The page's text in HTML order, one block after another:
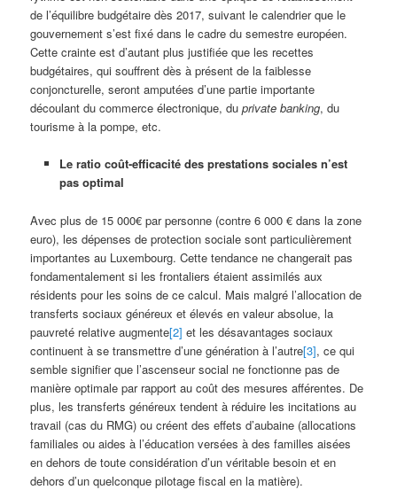
de l’équilibre budgétaire dès 2017, suivant le calendrier que le
gouvernement s’est fixé dans le cadre du semestre européen.
Cette crainte est d’autant plus justifiée que les recettes
budgétaires, qui souffrent dès à présent de la faiblesse
conjoncturelle, seront amputées d’une partie importante
découlant du commerce électronique, duprivate banking, du
tourisme à la pompe, etc.
Le ratio coût-efficacité des prestations sociales n’est
pas optimal
Avec plus de 15 000€ par personne (contre 6 000 € dans la zone
euro), les dépenses de protection sociale sont particulièrement
importantes au Luxembourg. Cette tendance ne changerait pas
fondamentalement si les frontaliers étaient assimilés aux
résidents pour les soins de ce calcul. Mais malgré l’allocation de
transferts sociaux généreux et élevés en valeur absolue, la
pauvreté relative augmente[2] et les désavantages sociaux
continuent à se transmettre d’une génération à l’autre[3], ce qui
semble signifier que l’ascenseur social ne fonctionne pas de
manière optimale par rapport au coût des mesures afférentes. De
plus, les transferts généreux tendent à réduire les incitations au
travail (cas du RMG) ou créent des effets d’aubaine (allocations
familiales ou aides à l’éducation versées à des familles aisées
en dehors de toute considération d’un véritable besoin et en
dehors d’un quelconque pilotage fiscal en la matière).